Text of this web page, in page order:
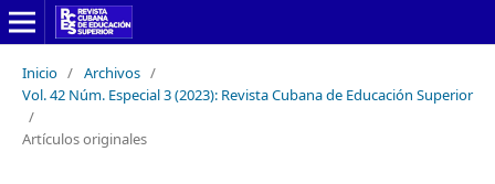
Inicio / Archivos /
Vol. 42 Núm. Especial 3 (2023): Revista Cubana de Educación Superior
/
Artículos originales